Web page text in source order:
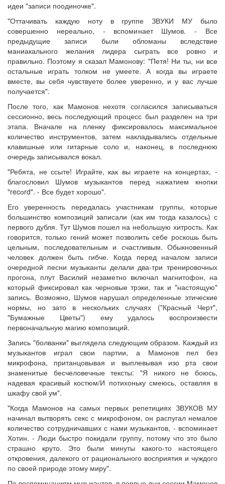
идеи "записи поодиночке".
"Оттачивать каждую ноту в группе ЗВУКИ МУ было
совершенно нереально, - вспоминает Шумов. - Все
предыдущие записи были обломаны вследствие
маниакального желания лидера сыграть все ровно и
правильно. Поэтому я сказал Мамонову: "Петя! Ни ты, ни все
остальные играть толком не умеете. А когда вы играете
вместе, вы себя чувствуете более уверенно, и у вас лучше
получается".
После того, как Мамонов нехотя согласился записываться
сессионно, весь последующий процесс был разделен на три
этапа. Вначале на пленку фиксировалось максимальное
количество инструментов, затем накладывались отдельные
клавишные или гитарные соло и, наконец, в последнюю
очередь записывался вокал.
"Ребята, не ссыте! Играйте, как вы играете на концертах, -
благословил Шумов музыкантов перед нажатием кнопки
"recоrd". - Все будет хорошо".
Его уверенность передалась участникам группы, которые
большинство композиций записали (как им тогда казалось) с
первого дубля. Тут Шумов пошел на небольшую хитрость. Как
говорится, только гений может позволить себе роскошь быть
цельным, последовательным и счастливым. Обыкновенный
человек должен быть гибче. Когда перед началом записи
очередной песни музыканты делали два-три тренировочных
прогона, плут Василий незаметно включал магнитофон, на
который фиксировал как черновые трэки, так и "настоящую"
запись. Возможно, Шумов нарушал определенные этические
нормы, но зато в нескольких случаях ("Красный Черт",
"Бумажные Цветы") ему удалось воспроизвести
первоначальную магию композиций.
Запись "болванки" выглядела следующим образом. Каждый из
музыкантов играл свои партии, а Мамонов пел без
микрофона, пританцовывая и выплевывая изо рта свои
знаменитые бесчеловечные тексты: "Я никого не боюсь,
надевая красивый костюм/И потихоньку смеюсь, оставляя в
шкафу свой ум".
"Когда Мамонов на самых первых репетициях ЗВУКОВ МУ
начинал вытворять секс с микрофоном, он распугал немалое
количество сотрудничавших с нами музыкантов, - вспоминает
Хотин. - Люди быстро покидали группу, потому что это было
страшно круто. Это были минуты какого-то настоящего
откровения, далекого от рационального восприятия и чуждого
по своей природе этому миру".